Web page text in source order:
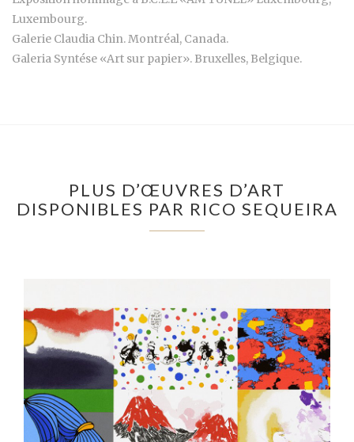
Luxembourg.
Galerie Claudia Chin. Montréal, Canada.
Galeria Syntése «Art sur papier». Bruxelles, Belgique.
PLUS D’ŒUVRES D’ART
DISPONIBLES PAR RICO SEQUEIRA